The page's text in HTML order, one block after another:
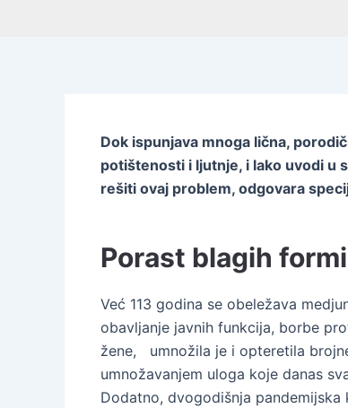
Dok ispunjava mnoga lična,
potištenosti i ljutnje, i lako uvodi u
rešiti ovaj problem, odgovara
Porast blagih
Već 113 godina se obeležava
obavljanje javnih funkcija, borbe
žene, umnožila je i opteretila
umnožavanjem uloga koje danas
Dodatno, dvogodišnja